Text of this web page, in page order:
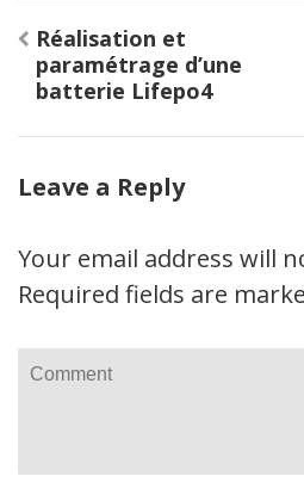
Post
navigation
Réalisation et
paramétrage d’une
batterie Lifepo4
Leave a Reply
Your email address will
Required fields are
Comment